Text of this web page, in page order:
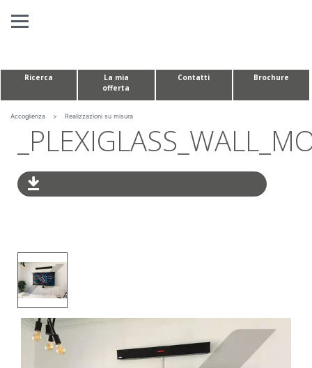
REALIZZAZIONI SU MISURA
Ricerca
La mia
offerta
Contatti Brochure
Accoglienza > Realizzazioni su misura